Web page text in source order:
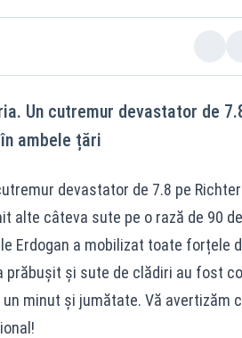
Un cutremur devastator de
ambele țări
devastator de 7.8 pe
alte câteva sute pe o rază de 90
Erdogan a mobilizat toate forțele
prăbușit și sute de clădiri au fost
minut și jumătate. Vă avertizăm